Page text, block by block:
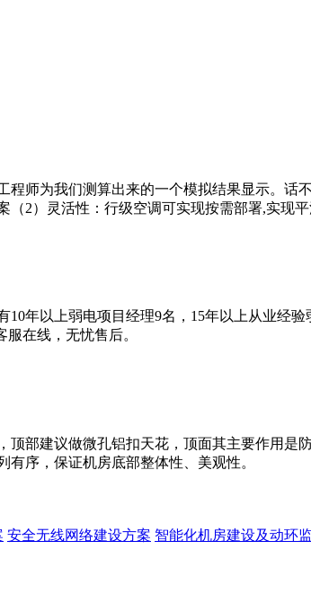
师为我们测算出来的一个模拟结果显示。话
2）灵活性：行级空调可实现按需部署,实现
年以上弱电项目经理9名，15年以上从业经
在线，无忧售后。
部建议做微孔铝扣天花，顶面其主要作用
序，保证机房底部整体性、美观性。
安全无线网络建设方案 智能化机房建设及动环